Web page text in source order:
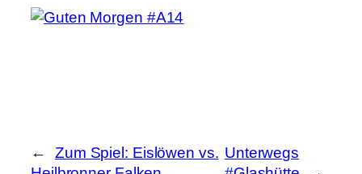
←
Zum Spiel: Eislöwen vs. Unterwegs